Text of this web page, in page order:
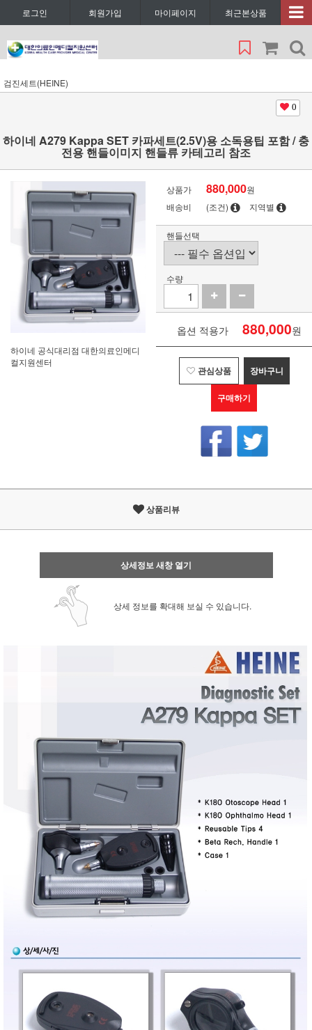
로그인 회원가입 마이페이지 최근본상품
검진세트(HEINE)
0
하이네 A279 Kappa SET 카파세트(2.5V)용 소독용팁 포함 / 충
전용 핸들이미지 핸들류 카테고리 참조
하이네 공식대리점 대한의료인메디
컬지원센터
상품가 880,000원
배송비
(조건) 지역별
핸들선택
수량
옵션 적용가 880,000원
관심상품 장바구니
구매하기
상품리뷰
상세정보 새창 열기
상세 정보를 확대해 보실 수 있습니다.